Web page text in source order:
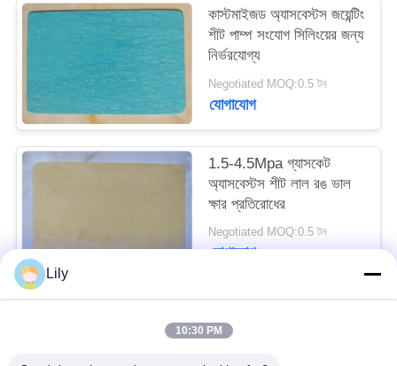
POLICY
কাস্টমাইজড অ্যাসবেস্টস জয়েন্টিং
শীট পাম্প সংযোগ সিলিংয়ের জন্য
নির্ভরযোগ্য
Negotiated MOQ:0.5 টন
যোগাযোগ
1.5-4.5Mpa গ্যাসকেট
অ্যাসবেস্টস শীট লাল রঙ ভাল
ক্ষার প্রতিরোধের
Negotiated MOQ:0.5 টন
যোগাযোগ
Lily
10:30 PM